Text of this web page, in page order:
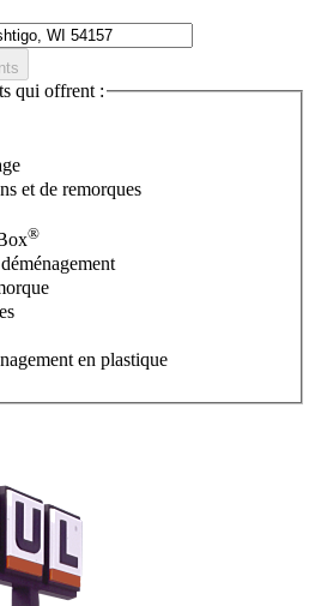
qui offrent :
et de remorques
®
en plastique